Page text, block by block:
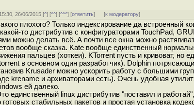
26/06/2015 [^] [^^] [^^^] [ответить] [к модератору]
плохого? Только индексирование да встроенный
то дистрибутив с конфигураторами TouchPad,
можно делать всё. А почти все окна можно
вообще сказка. Kate вообще единственный
пальцев (хоткеи). KTorrent пусть и кривоват, но
в основном один разработчик). Dolphin
Krusader можно ускорить работу с большими
krename и архиваторами есть). Очень удобная
ей далеко.
единственный linux дистрибутив "поставил и
стабильных пакетов и простая установка